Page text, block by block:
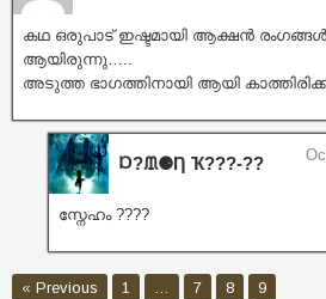
കഥ ഒരുപാട് ഇഷ്ടമായി ആക്ഷൻ
ആയിരുന്നു…..
അടുത്ത ഭാഗത്തിനായി ആയി
Ɒ?ᙢ⚈Ƞ Ҡ???‐??
സ്നേഹം ????
« Previous 1 7 8 9